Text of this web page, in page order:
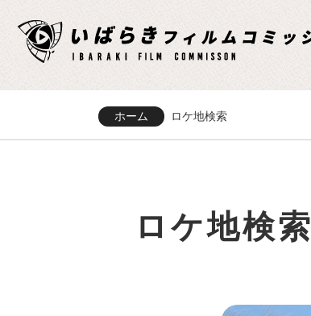
ホーム ロケ地検索
ロケ地検索